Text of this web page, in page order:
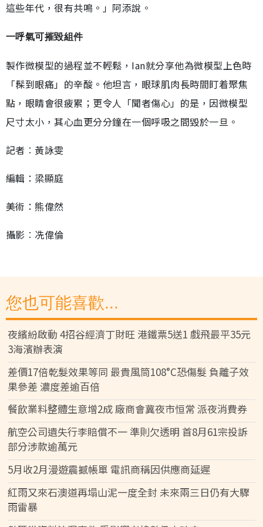
這些年代，很有共鳴。」阿添說。
一呼氣可摧毀組件
製作微模型的過程並不輕鬆，Ian就分享他為微模型上色時
「髹到眼痛」的辛酸。他坦言，眼球肌肉長時間盯着聚焦
點，眼睛會很疲累；更令人「聞者傷心」的是，因微模型
尺寸太小，其心血更分分鐘在一個呼吸之間毀於一旦。
記者︰黃詠雯
編輯：梁顯庭
美術：熊偉然
攝影︰冼偉倫
您也可能喜歡...
夜繽紛啟動 4招谷經濟丁財旺 港鐵票5送1 戲飛最平35元
3海濱辦表演
差價17倍乾髮效果等同 最貴風筒108°C恐傷髮 負離子效
果參差 濃度差逾百倍
餐飲業料整體生意增2成 廠商會冀夜市恒常 派夜消費券
航空公司遺失行李賠償不一 準則欠透明 首8月61宗投訴
部分涉款逾萬元
5月收2月漫遊震撼帳單 電訊商稱因供應商延遲
紅雨又來石澳道再塌山泥一度全封 未來兩三日仍有大驟
雨雷暴